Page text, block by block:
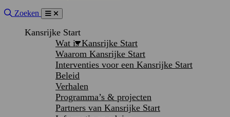
Site doorzoeken
Zoeken
Menu
Sluiten
Kansrijke Start
Wat is Kansrijke Start
Waarom Kansrijke Start
Interventies voor een Kansrijke Start
Beleid
Verhalen
Programma’s & projecten
Partners van Kansrijke Start